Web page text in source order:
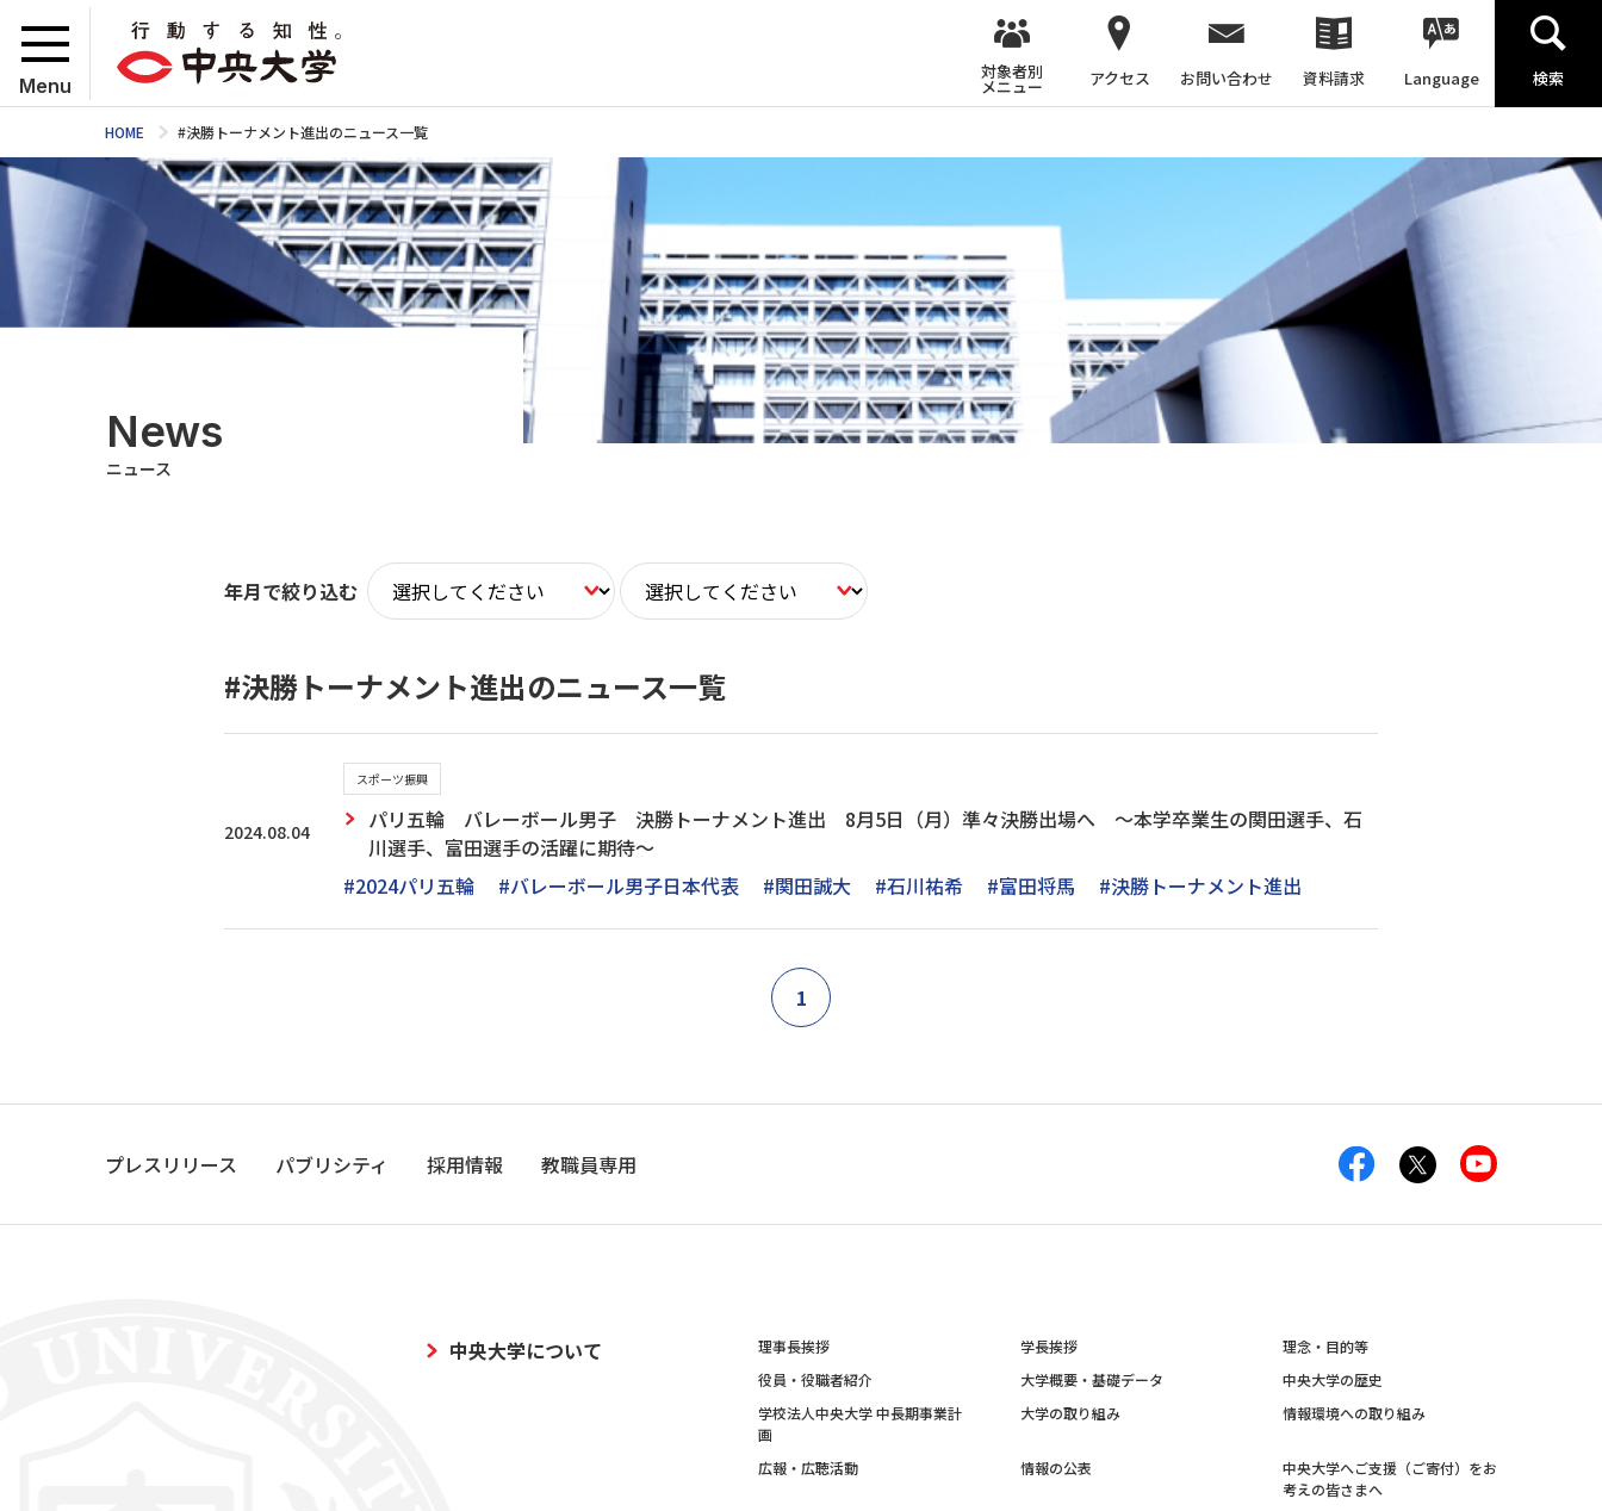
Menu
対象者別
メニュー アクセス お問い合わせ 資料請求 Language 検索
HOME #決勝トーナメント進出のニュース一覧
News
ニュース
年月で絞り込む
#決勝トーナメント進出のニュース一覧
2024.08.04
スポーツ振興
パリ五輪 バレーボール男子 決勝トーナメント進出 8月5日（月）準々決勝出場へ ～本学卒業生の関田選手、石
川選手、富田選手の活躍に期待～
#2024パリ五輪
#バレーボール男子日本代表 #関田誠大 #石川祐希 #富田将馬 #決勝トーナメント進出
1
プレスリリース パブリシティ 採用情報 教職員専用
中央大学について 理事長挨拶 学長挨拶
理念・目的等
役員・役職者紹介
大学概要・基礎データ
中央大学の歴史
学校法人中央大学 中長期事業計
画
大学の取り組み 情報環境への取り組み
広報・広聴活動 情報の公表
中央大学へご支援（ご寄付）をお
考えの皆さまへ